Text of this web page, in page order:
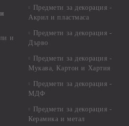
и
Предмети за декорация -
Акрил и пластмаса
Предмети за декорация -
Дърво
Предмети за декорация -
Мукава, Картон и Хартия
Предмети за декорация -
МДФ
Предмети за декорация -
Керамика и метал